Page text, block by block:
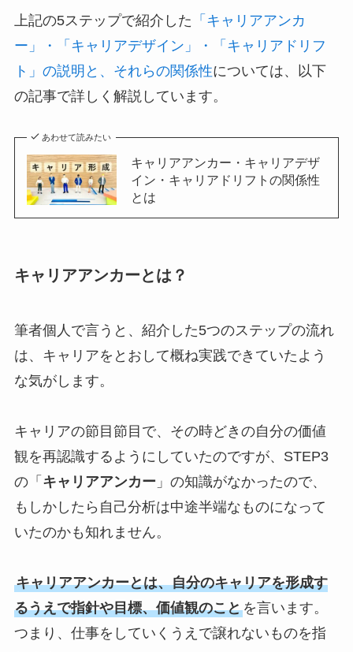
上記の5ステップで紹介した 「キャリアアンカ
ー」・「キャリアデザイン」・「キャリアドリフ
ト」の説明と、それらの関係性については、以下
の記事で詳しく解説しています。
あわせて読みたい
キャリアアンカー・キャリアデザ
イン・キャリアドリフトの関係性
とは
キャリアアンカーとは？
筆者個人で言うと、紹介した5つのステップの流れ
は、キャリアをとおして概ね実践できていたよう
な気がします。
キャリアの節目節目で、その時どきの自分の価値
観を再認識するようにしていたのですが、STEP3
の「 キャリアアンカー 」の知識がなかったので、
もしかしたら自己分析は中途半端なものになって
いたのかも知れません。
キャリアアンカーとは、自分のキャリアを形成す
るうえで指針や目標、価値観のことを言います。
つまり、仕事をしていくうえで譲れないものを指